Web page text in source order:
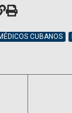
CUBANOS